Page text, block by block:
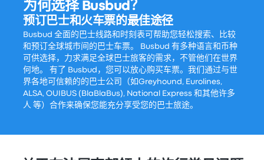
为何选择 Busbud？
预订巴士和火车票的最佳途径
Busbud 全面的巴士线路和时刻表可帮助您轻松搜索、比较
和预订全球城市间的巴士车票。 Busbud 有多种语言和币种
可供选择，力求满足全球巴士旅客的需求，不管他们在世界
何地。 有了 Busbud，您可以放心购买车票。我们通过与世
界各地可信赖的的巴士公司（如Greyhound, Eurolines,
ALSA, OUIBUS (BlaBlaBus), National Express 和其他许多
人 等）合作来确保您能充分享受您的巴士旅途。